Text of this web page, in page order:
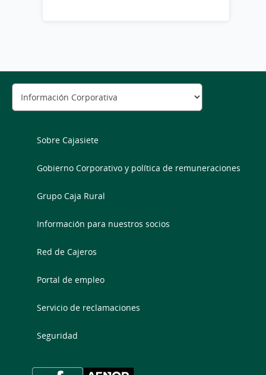
Sobre Cajasiete
Gobierno Corporativo y política de remuneraciones
Grupo Caja Rural
Información para nuestros socios
Red de Cajeros
Portal de empleo
Servicio de reclamaciones
Seguridad